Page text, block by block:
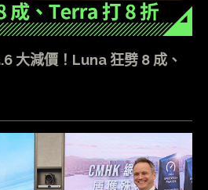
大減價！Luna 狂劈 8 成、